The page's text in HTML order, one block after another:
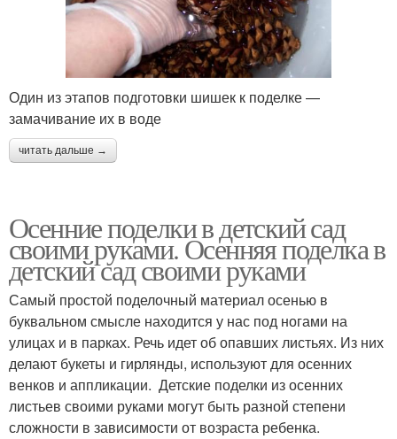
Один из этапов подготовки шишек к поделке —
замачивание их в воде
читать дальше →
Осенние поделки в детский сад
своими руками. Осенняя поделка в
детский сад своими руками
Самый простой поделочный материал осенью в
буквальном смысле находится у нас под ногами на
улицах и в парках. Речь идет об опавших листьях. Из них
делают букеты и гирлянды, используют для осенних
венков и аппликации. Детские поделки из осенних
листьев своими руками могут быть разной степени
сложности в зависимости от возраста ребенка.